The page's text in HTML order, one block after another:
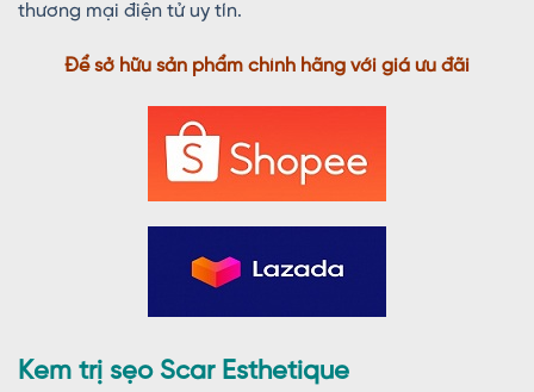
thương mại điện tử uy tín.
Để sở hữu sản phẩm chính hãng với giá ưu đãi
Kem trị sẹo Scar Esthetique